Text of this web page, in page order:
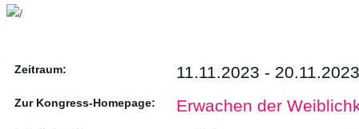
Zeitraum: 11.11.2023 - 20.11.2023
Zur Kongress-Homepage: Erwachen der